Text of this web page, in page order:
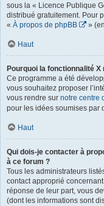
sous la « Licence Publique
distribué gratuitement. Pour
« À propos de phpBB »
Haut
Pourquoi la fonctionnalité X
Ce programme a été
vous souhaitez proposer
vous rendre sur notre centre
pour les idées soumises par
Haut
Qui dois-je contacter à
à ce forum ?
Tous les administrateurs
contact approprié
réponse de leur part, vous
(dont les informations sont